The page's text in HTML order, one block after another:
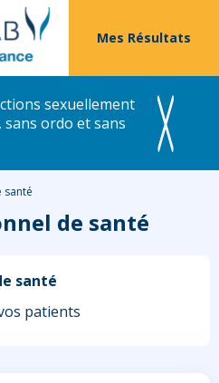
Mes Résultats
sexuellement
ordo et sans
santé
de santé
santé
patients